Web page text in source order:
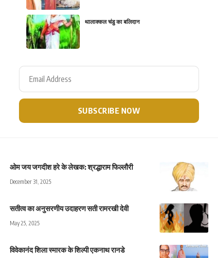
थालाक्कल चंडु का बलिदान
ओम जय जगदीश हरे के लेखक: श्रद्धाराम फिल्लौरी
December 31, 2025
सतीत्व का अनुसरणीय उदाहरण सती रामरखी देवी
May 25, 2025
विवेकानंद शिला स्मारक के शिल्पी एकनाथ रानडे